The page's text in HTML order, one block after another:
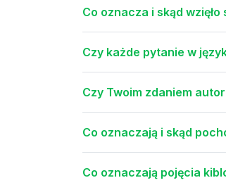
Co oznacza i skąd
Czy każde pytanie w
Czy Twoim zdaniem
Co oznaczają i skąd
Co oznaczają pojęcia